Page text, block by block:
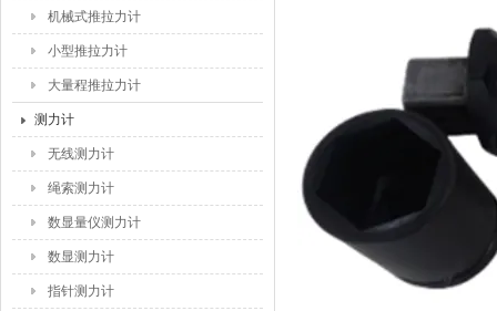
机械式推拉力计
小型推拉力计
大量程推拉力计
测力计
无线测力计
绳索测力计
数显量仪测力计
数显测力计
指针测力计